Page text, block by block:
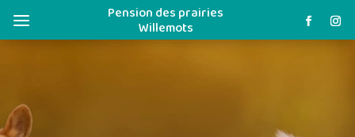
a Pension des prairies
Willemots